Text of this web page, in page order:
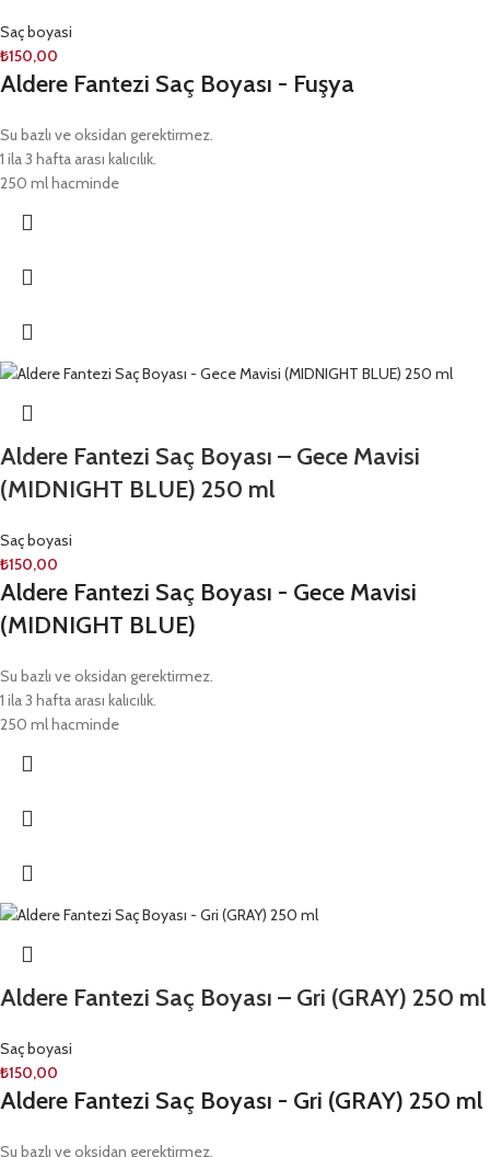
Saç boyasi
₺150,00
Aldere Fantezi Saç Boyası - Fuşya
Su bazlı ve oksidan gerektirmez.
1 ila 3 hafta arası kalıcılık.
250 ml hacminde
Aldere Fantezi Saç Boyası – Gece Mavisi
(MIDNIGHT BLUE) 250 ml
Saç boyasi
₺150,00
Aldere Fantezi Saç Boyası - Gece Mavisi
(MIDNIGHT BLUE)
Su bazlı ve oksidan gerektirmez.
1 ila 3 hafta arası kalıcılık.
250 ml hacminde
Aldere Fantezi Saç Boyası – Gri (GRAY) 250 ml
Saç boyasi
₺150,00
Aldere Fantezi Saç Boyası - Gri (GRAY) 250 ml
Su bazlı ve oksidan gerektirmez.